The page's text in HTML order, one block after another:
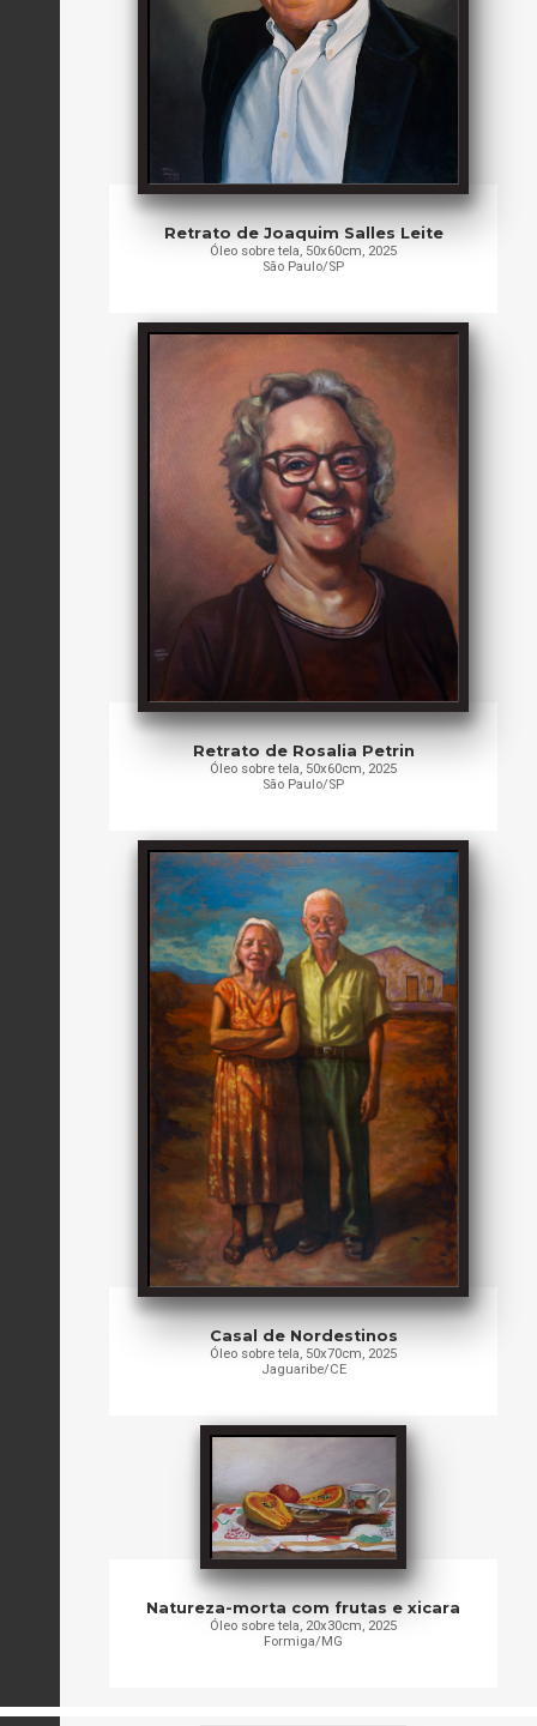
Retrato de Joaquim Salles Leite
Óleo sobre tela, 50x60cm, 2025
São Paulo/SP
Retrato de Rosalia Petrin
Óleo sobre tela, 50x60cm, 2025
São Paulo/SP
Casal de Nordestinos
Óleo sobre tela, 50x70cm, 2025
Jaguaribe/CE
Natureza-morta com frutas e xicara
Óleo sobre tela, 20x30cm, 2025
Formiga/MG